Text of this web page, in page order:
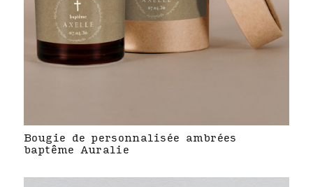
Bougie de personnalisée ambrées
baptême Auralie